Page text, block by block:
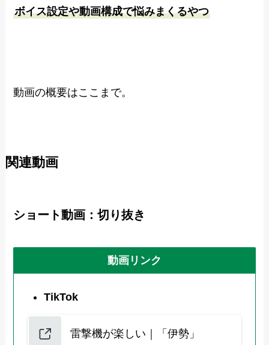
ボイス設定や動画構成で悩みまくるやつ
動画の概要はここまで。
関連動画
ショート動画：切り抜き
動画リンク
TikTok
雷撃機が楽しい｜「伊勢」